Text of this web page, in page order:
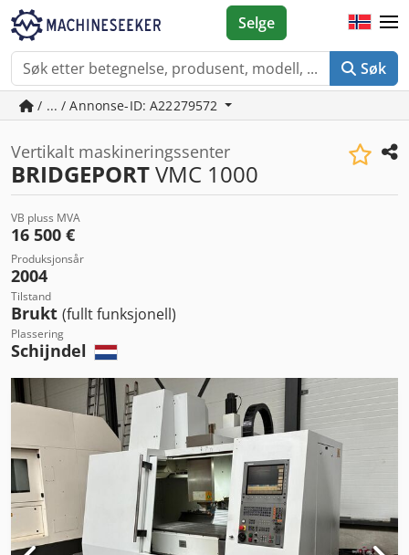
Søk
Selge
/ ... / Annonse-ID: A22279572
Vertikalt maskineringssenter
BRIDGEPORTVMC 1000
VB pluss MVA
16 500 €
Produksjonsår
2004
Tilstand
Brukt (fullt funksjonell)
Plassering
Schijndel